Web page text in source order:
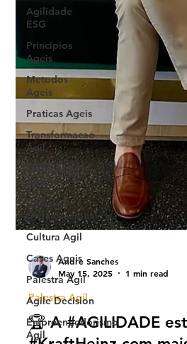
Agilidade
ESG
Principios
Ageis
Metodos
Ageis
Praticas Ageis
Transformacao
Agil
Metricas KPIs
Ageis
Agilidade
Organizacional
Cultura Agil
Cases Ageis
Palestra Agil
Agile Decision
Empreendedorismo
Ágil
Andre Sanches
May 15, 2025
1 min read